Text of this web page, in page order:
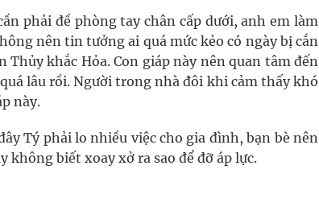
phải đề phòng tay chân cấp dưới, anh em làm
nên tin tưởng ai quá mức kẻo có ngày bị cắn
khắc Hỏa. Con giáp này nên quan tâm đến
lâu rồi. Người trong nhà đôi khi cảm thấy khó
này.
Tý phải lo nhiều việc cho gia đình, bạn bè nên
biết xoay xở ra sao để đỡ áp lực.